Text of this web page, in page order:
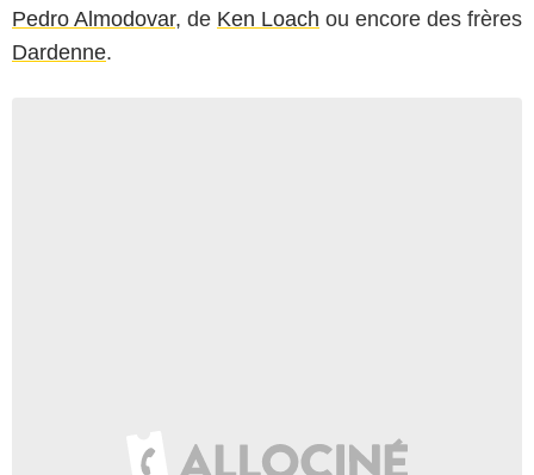
Pedro Almodovar, de Ken Loach ou encore des frères
Dardenne.